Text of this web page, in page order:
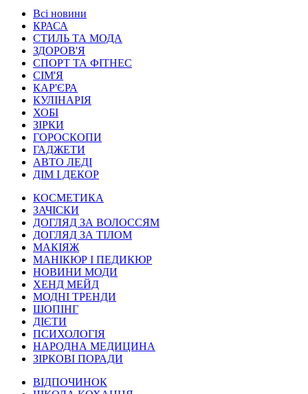
Всі новини
КРАСА
СТИЛЬ ТА МОДА
ЗДОРОВ'Я
СПОРТ ТА ФІТНЕС
СІМ'Я
КАР'ЄРА
КУЛІНАРІЯ
ХОБІ
ЗІРКИ
ГОРОСКОПИ
ГАДЖЕТИ
АВТО ЛЕДІ
ДІМ І ДЕКОР
КОСМЕТИКА
ЗАЧІСКИ
ДОГЛЯД ЗА ВОЛОССЯМ
ДОГЛЯД ЗА ТІЛОМ
МАКІЯЖ
МАНІКЮР І ПЕДИКЮР
НОВИНИ МОДИ
ХЕНД МЕЙД
МОДНІ ТРЕНДИ
ШОПІНГ
ДІЄТИ
ПСИХОЛОГІЯ
НАРОДНА МЕДИЦИНА
ЗІРКОВІ ПОРАДИ
ВІДПОЧИНОК